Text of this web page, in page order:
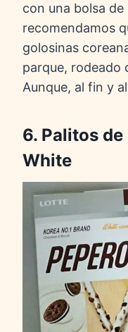
con una bolsa
recomendamos
golosinas
parque, rodeado
Aunque, al fin y
6. Palitos
White